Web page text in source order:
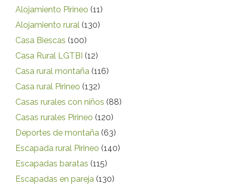
Alojamiento Pirineo (11)
Alojamiento rural (130)
Casa Biescas (100)
Casa Rural LGTBI (12)
Casa rural montaña (116)
Casa rural Pirineo (132)
Casas rurales con niños (88)
Casas rurales Pirineo (120)
Deportes de montaña (63)
Escapada rural Pirineo (140)
Escapadas baratas (115)
Escapadas en pareja (130)